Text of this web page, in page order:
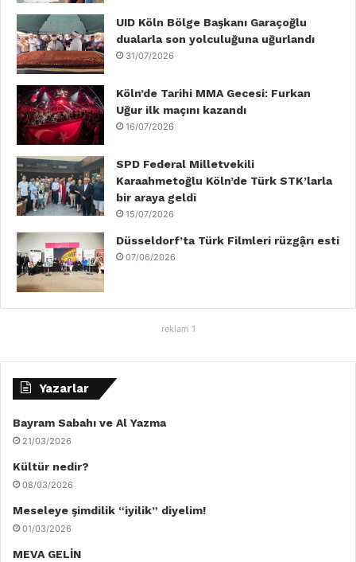
o
k
r
I
n
e
r
UID Köln Bölge Başkanı Garaçoğlu
dualarla son yolculuğuna uğurlandı
31/07/2026
Köln’de Tarihi MMA Gecesi: Furkan
Uğur ilk maçını kazandı
16/07/2026
SPD Federal Milletvekili
Karaahmetoğlu Köln’de Türk STK’larla
bir araya geldi
15/07/2026
Düsseldorf’ta Türk Filmleri rüzgậrı esti
07/06/2026
reklam 1
Yazarlar
Bayram Sabahı ve Al Yazma
21/03/2026
Kültür nedir?
08/03/2026
Meseleye şimdilik “iyilik” diyelim!
01/03/2026
MEVA GELİN